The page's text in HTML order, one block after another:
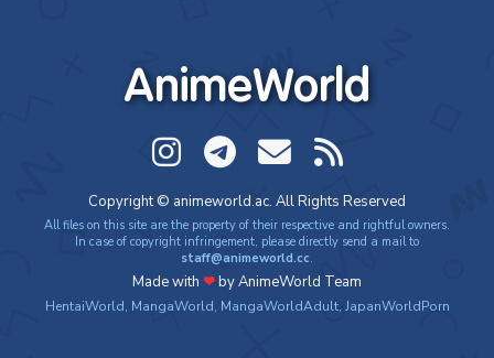
One Piece: Le avventure del detective Cappello di
Special - 2005 - 42 min/ep
One Piece Movie 07: Karakuri-jou no Mecha Kyohei
Movie - 2006 - 1h e 34 min/ep
One Piece Movie 07: Karakuri-jou no Mecha Kyohei
(ITA)
AnimeWorld
Copyright © animeworld.ac. All Rights Reserved
All files on this site are the property of their respective and rightful owners.
In case of copyright infringement, please directly send a mail to
staff@animeworld.cc.
Made with ❤by AnimeWorld Team
HentaiWorld, MangaWorld, MangaWorldAdult, JapanWorldPorn